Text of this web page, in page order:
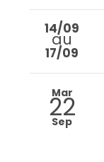
14/09
au
17/09
Mar
22
Sep